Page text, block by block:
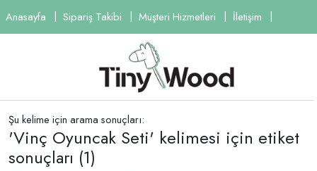
Anasayfa Sipariş Takibi Müşteri Hizmetleri İletişim
Şu kelime için arama sonuçları:
'Vinç Oyuncak Seti' kelimesi için etiket
sonuçları (1)